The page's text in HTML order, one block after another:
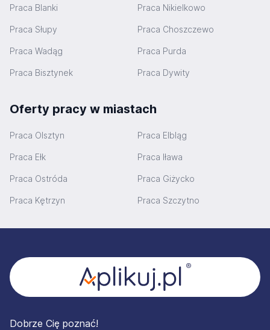
Praca Blanki Praca Nikielkowo
Praca Słupy Praca Choszczewo
Praca Wadąg Praca Purda
Praca Bisztynek Praca Dywity
Oferty pracy w miastach
Praca Olsztyn Praca Elbląg
Praca Ełk Praca Iława
Praca Ostróda Praca Giżycko
Praca Kętrzyn Praca Szczytno
Dobrze Cię poznać!